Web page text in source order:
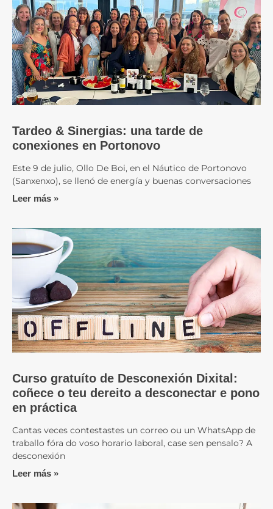
Tardeo & Sinergias: una tarde de
conexiones en Portonovo
Este 9 de julio, Ollo De Boi, en el Náutico de Portonovo
(Sanxenxo), se llenó de energía y buenas conversaciones
Leer más »
Curso gratuíto de Desconexión Dixital:
coñece o teu dereito a desconectar e pono
en práctica
Cantas veces contestastes un correo ou un WhatsApp de
traballo fóra do voso horario laboral, case sen pensalo? A
desconexión
Leer más »